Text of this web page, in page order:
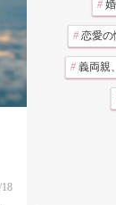
#
# 恋愛の
# 義両親